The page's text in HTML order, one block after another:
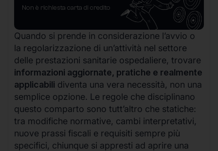
Non è richiesta carta di credito
Quando si prende in considerazione l’avvio o
la regolarizzazione di un’attività nel settore
delle prestazioni sanitarie ospedaliere, trovare
informazioni aggiornate, pratiche e realmente
applicabili diventa una vera necessità, non una
semplice opzione. Le regole che disciplinano
questo comparto sono tutt’altro che statiche:
tra modifiche normative, cambi interpretativi,
nuove prassi fiscali e requisiti sempre più
specifici, chiunque si appresti ad aprire una